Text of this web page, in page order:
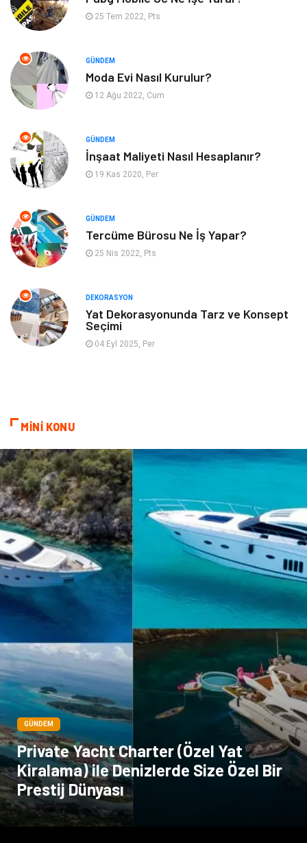
Alışveriş
Güzellik & Bakım Tatil
Aksesuar Eğitim Kurumları
Hizmet
Mobilya
İnternet
Nakliyat
Hediyelik Eşya
Basın Yayın
Telekomünikasyon Markalar
Ambalaj İthalat İhracat
Dernekler ve Birlikler
25 Tem 2022, Pts
GÜNDEM
Moda Evi Nasıl Kurulur?
12 Ağu 2022, Cum
GÜNDEM
İnşaat Maliyeti Nasıl Hesaplanır?
19 Kas 2020, Per
GÜNDEM
Tercüme Bürosu Ne İş Yapar?
25 Nis 2022, Pts
DEKORASYON
Yat Dekorasyonunda Tarz ve Konsept
Seçimi
04 Eyl 2025, Per
MİNİ KONU
GÜNDEM
Private Yacht Charter (Özel Yat
Kiralama) ile Denizlerde Size Özel Bir
Prestij Dünyası